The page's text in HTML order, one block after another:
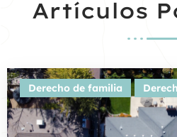
Artículos
Derecho de familia